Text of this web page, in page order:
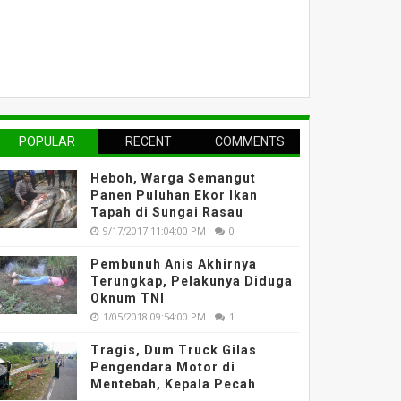
POPULAR RECENT COMMENTS
Heboh, Warga Semangut
Panen Puluhan Ekor Ikan
Tapah di Sungai Rasau
9/17/2017 11:04:00 PM 0
Pembunuh Anis Akhirnya
Terungkap, Pelakunya Diduga
Oknum TNI
1/05/2018 09:54:00 PM 1
Tragis, Dum Truck Gilas
Pengendara Motor di
Mentebah, Kepala Pecah